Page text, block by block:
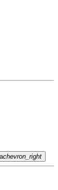
chevron_right